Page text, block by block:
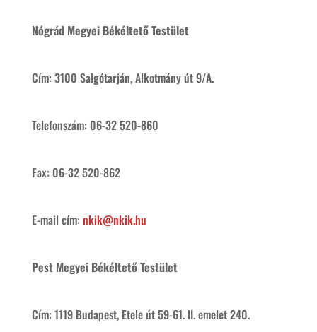
Nógrád Megyei Békéltető Testület
Cím: 3100 Salgótarján, Alkotmány út 9/A.
Telefonszám: 06-32 520-860
Fax: 06-32 520-862
E-mail cím: nkik@nkik.hu
Pest Megyei Békéltető Testület
Cím: 1119 Budapest, Etele út 59-61. II. emelet 240.